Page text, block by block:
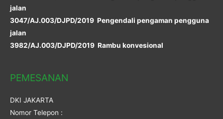
jalan
3047/AJ.003/DJPD/2019 Pengendali pengaman pengguna
jalan
3982/AJ.003/DJPD/2019 Rambu konvesional
PEMESANAN
DKI JAKARTA
Nomor Telepon :